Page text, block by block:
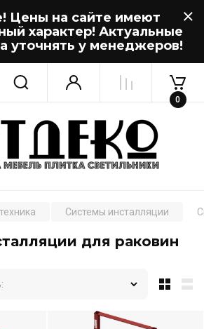
Цены на сайте имеют
характер! Актуальные
уточнять у менеджеров!
0
Системы инсталляции
для раковин